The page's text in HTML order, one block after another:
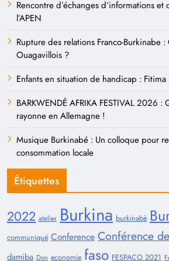
Rencontre d’échanges d’informations
l’APEN
Rupture des relations Franco-Burkinabe
Ouagavillois ?
Enfants en situation de handicap :
BARKWENDÉ AFRIKA FESTIVAL 2026 :
rayonne en Allemagne !
Musique Burkinabé : Un colloque pour
consommation locale
Étiquettes
2022 atelier Burkina burkinabè
communiqué Conference Conférence
damiba Don economie faso FESPACO 2021